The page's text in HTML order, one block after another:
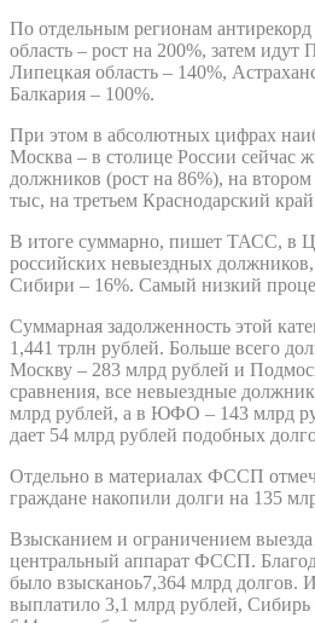
По отдельным регионам антирекорд
область – рост на 200%, затем
Липецкая область – 140%,
Балкария – 100%.
При этом в абсолютных цифрах
Москва – в столице России сейчас
должников (рост на 86%), на втором
тыс, на третьем Краснодарский
В итоге суммарно, пишет ТАСС, в
российских невыездных
Сибири – 16%. Самый низкий
Суммарная задолженность этой
1,441 трлн рублей. Больше всего
Москву – 283 млрд рублей и
сравнения, все невыездные
млрд рублей, а в ЮФО – 143 млрд
дает 54 млрд рублей подобных
Отдельно в материалах ФССП
граждане накопили долги на 135
Взысканием и ограничением выезда
центральный аппарат ФССП.
было взысканоь7,364 млрд долгов.
выплатило 3,1 млрд рублей,